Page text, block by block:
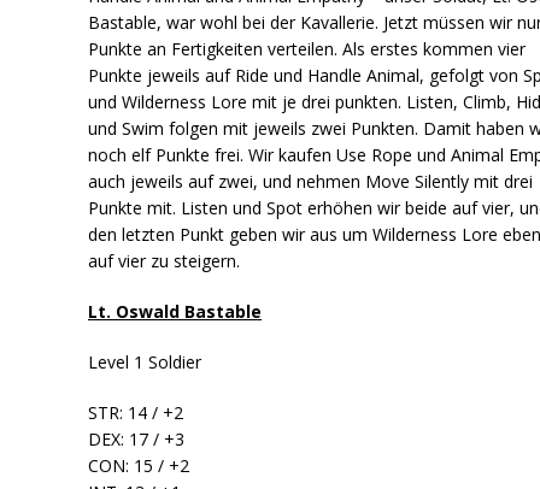
Bastable, war wohl bei der Kavallerie. Jetzt müssen wir
Punkte an Fertigkeiten verteilen. Als erstes kommen vier
Punkte jeweils auf Ride und Handle Animal, gefolgt von
und Wilderness Lore mit je drei punkten. Listen, Climb,
und Swim folgen mit jeweils zwei Punkten. Damit haben
noch elf Punkte frei. Wir kaufen Use Rope und Animal
auch jeweils auf zwei, und nehmen Move Silently mit drei
Punkte mit. Listen und Spot erhöhen wir beide auf vier,
den letzten Punkt geben wir aus um Wilderness Lore
auf vier zu steigern.
Lt. Oswald Bastable
Level 1 Soldier
STR: 14 / +2
DEX: 17 / +3
CON: 15 / +2